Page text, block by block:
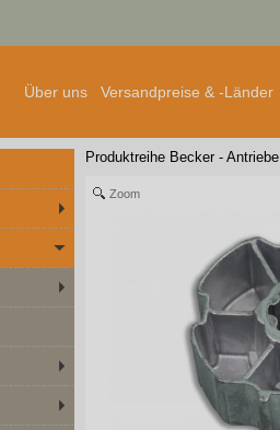
Über uns Versandpreise & -Länder
Produktreihe Becker - Antriebe
Zoom